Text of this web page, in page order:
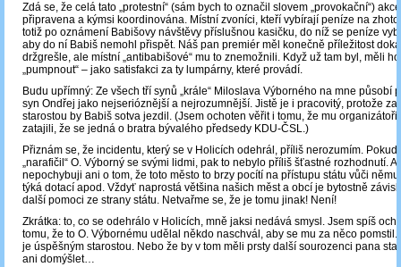
Zdá se, že celá tato „protestní“ (sám bych to označil slovem „provokační“)
připravena a kýmsi koordinována. Místní zvoníci, kteří vybírají peníze na
totiž po oznámení Babišovy návštěvy příslušnou kasičku, do níž se peníze
aby do ní Babiš nemohl přispět. Náš pan premiér měl konečně příležitost
držgrešle, ale místní „antibabišové“ mu to znemožnili. Když už tam byl, měli
„pumpnout“ – jako satisfakci za ty lumpárny, které provádí.
Budu upřímný: Ze všech tří synů „krále“ Miloslava Výborného na mne působí
syn Ondřej jako nejserióznější a nejrozumnější. Jistě je i pracovitý, protože za
starostou by Babiš sotva jezdil. (Jsem ochoten věřit i tomu, že mu organizátoři
zatajili, že se jedná o bratra bývalého předsedy KDU-ČSL.)
Přiznám se, že incidentu, který se v Holicích odehrál, příliš nerozumím. Pokud
„narafičil“ O. Výborný se svými lidmi, pak to nebylo příliš šťastné rozhodnutí. A
nepochybuji ani o tom, že toto město to brzy pocítí na přístupu státu vůči
týká dotací apod. Vždyť naprostá většina našich měst a obcí je bytostně
další pomoci ze strany státu. Netvařme se, že je tomu jinak! Není!
Zkrátka: to, co se odehrálo v Holicích, mně jaksi nedává smysl. Jsem spíš
tomu, že to O. Výbornému udělal někdo naschvál, aby se mu za něco pomstil.
je úspěšným starostou. Nebo že by v tom měli prsty další sourozenci pana
ani domýšlet…